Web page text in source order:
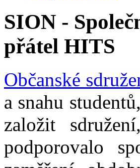
SION -
přátel HITS
Občanské
a snahu
založit
podporovalo